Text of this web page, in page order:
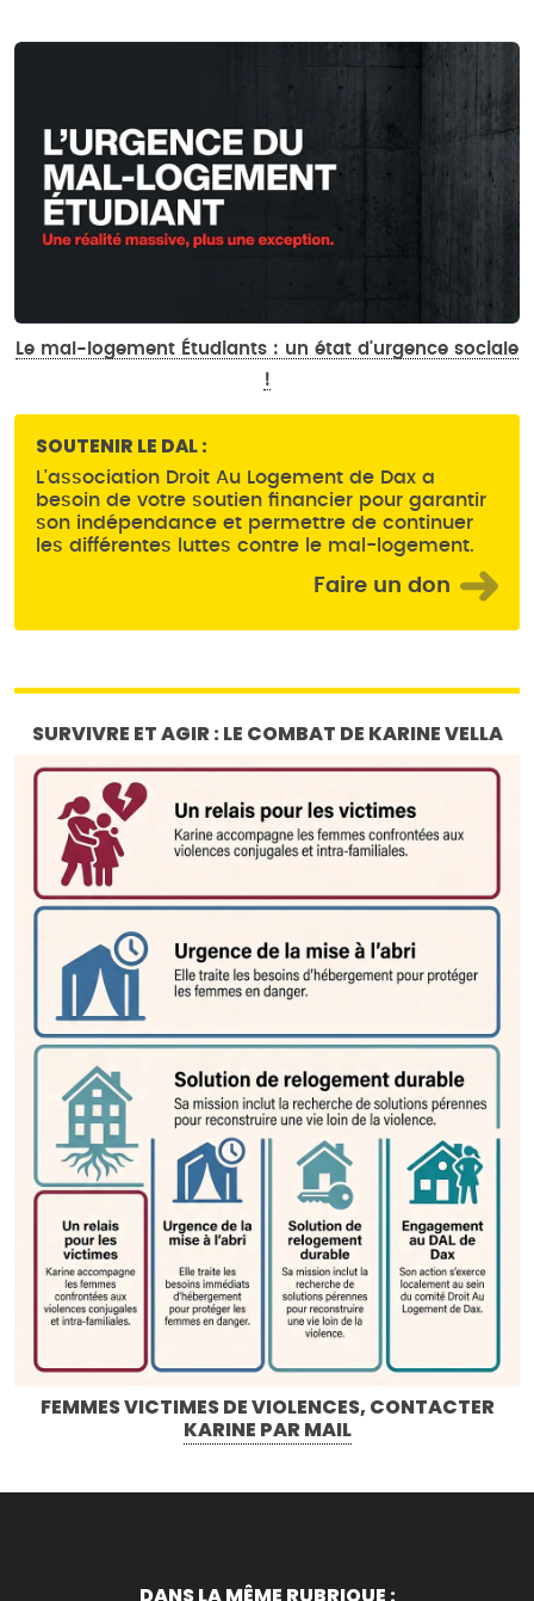
Le mal-logement Étudiants : un état d'urgence sociale
!
SOUTENIR LE DAL :
L'association Droit Au Logement de Dax a
besoin de votre soutien financier pour garantir
son indépendance et permettre de continuer
les différentes luttes contre le mal-logement.
Faire un don
SURVIVRE ET AGIR : LE COMBAT DE KARINE VELLA
FEMMES VICTIMES DE VIOLENCES, CONTACTER
KARINE PAR MAIL
DANS LA MÊME RUBRIQUE :